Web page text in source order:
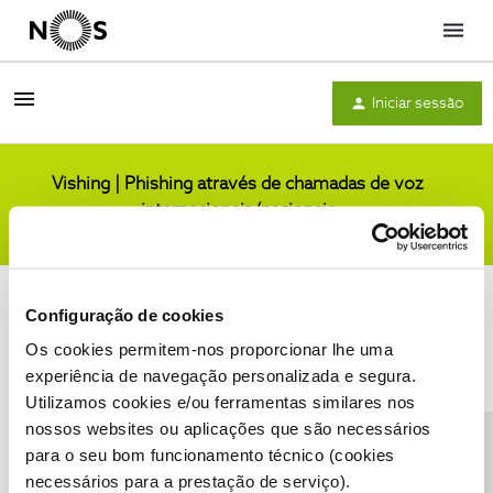
Configuração de cookies
Os cookies permitem-nos proporcionar lhe uma
experiência de navegação personalizada e segura.
Utilizamos cookies e/ou ferramentas similares nos
nossos websites ou aplicações que são necessários
para o seu bom funcionamento técnico (cookies
necessários para a prestação de serviço).
Menu
Iniciar sessão
Vishing | Phishing através de chamadas de voz
internacionais/nacionais
Condições do Fórum NOS Accessibility statement